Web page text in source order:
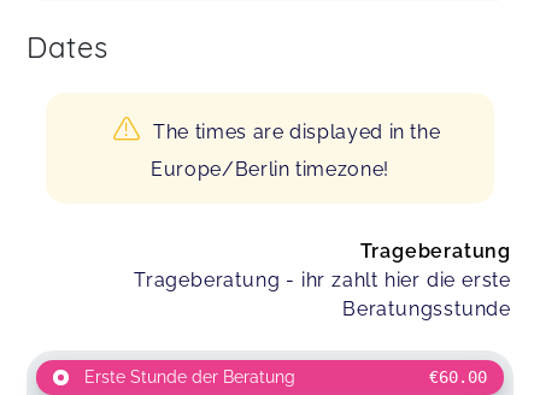
Dates
The times are displayed in the
Europe/Berlin timezone!
Trageberatung
Trageberatung - ihr zahlt hier die erste
Beratungsstunde
Erste Stunde der Beratung €60.00